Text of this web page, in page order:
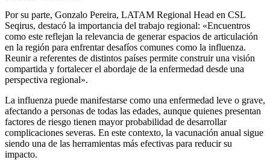
Por su parte, Gonzalo Pereira, LATAM Regional Head en CSL
Seqirus, destacó la importancia del trabajo regional: «Encuentros
como este reflejan la relevancia de generar espacios de articulación
en la región para enfrentar desafíos comunes como la influenza.
Reunir a referentes de distintos países permite construir una visión
compartida y fortalecer el abordaje de la enfermedad desde una
perspectiva regional».
La influenza puede manifestarse como una enfermedad leve o grave,
afectando a personas de todas las edades, aunque quienes presentan
factores de riesgo tienen mayor probabilidad de desarrollar
complicaciones severas. En este contexto, la vacunación anual sigue
siendo una de las herramientas más efectivas para reducir su
impacto.